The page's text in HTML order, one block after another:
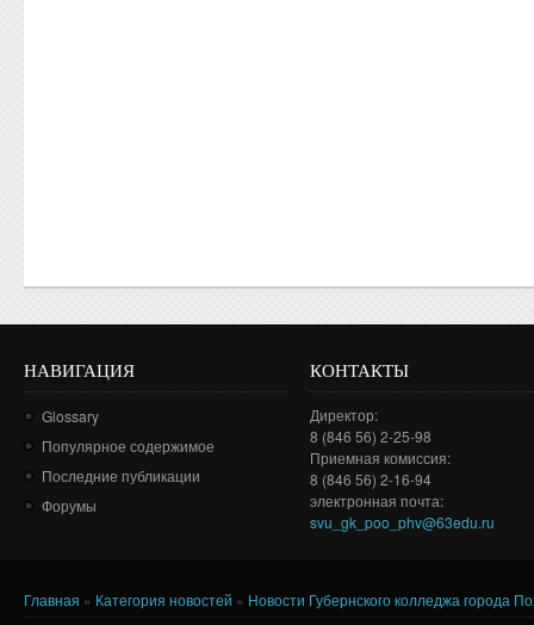
НАВИГАЦИЯ
Glossary
Популярное содержимое
Последние публикации
Форумы
КОНТАКТЫ
Директор:
8 (846 56) 2-25-98
Приемная комиссия:
8 (846 56) 2-16-94
электронная почта:
svu_gk_poo_phv@63edu.ru
Вы здесь
Главная » Категория новостей » Новости Губернского колледжа города